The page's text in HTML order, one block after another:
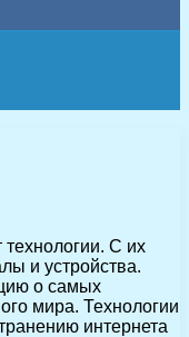
технологии. С их
и устройства.
о самых
мира. Технологии
интернета